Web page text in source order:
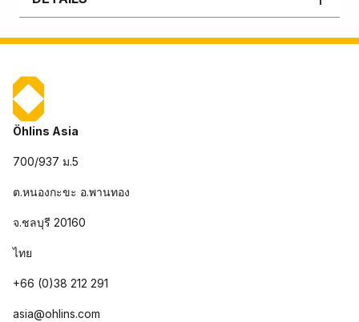
Öhlins Asia
700/937 ม.5
ต.หนองกะขะ อ.พานทอง
จ.ชลบุรี 20160
ไทย
+66 (0)38 212 291
asia@ohlins.com